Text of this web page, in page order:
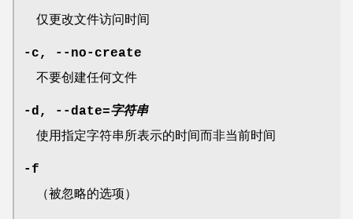
仅更改文件访问时间
-c ,
--no-create
不要创建任何文件
-d , --date=字符串
使用指定字符串所表示的时间而非当前时间
-f
（被忽略的选项）